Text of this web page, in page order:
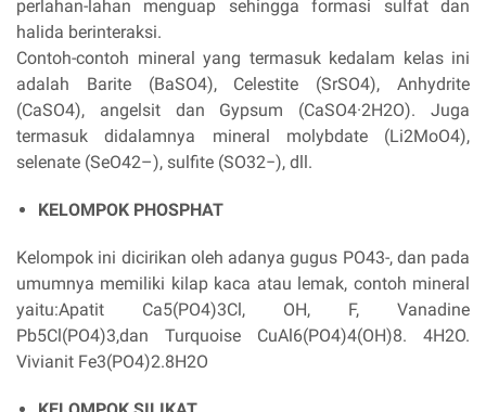
perlahan-lahan menguap sehingga formasi sulfat dan
halida berinteraksi.
Contoh-contoh mineral yang termasuk kedalam kelas ini
adalah Barite (BaSO4), Celestite (SrSO4), Anhydrite
(CaSO4), angelsit dan Gypsum (CaSO4·2H2O). Juga
termasuk didalamnya mineral molybdate (Li2MoO4),
selenate (SeO42–), sulfite (SO32−), dll.
KELOMPOK PHOSPHAT
Kelompok ini dicirikan oleh adanya gugus PO43-, dan pada
umumnya memiliki kilap kaca atau lemak, contoh mineral
yaitu:Apatit Ca5(PO4)3Cl, OH, F, Vanadine
Pb5Cl(PO4)3,dan Turquoise CuAl6(PO4)4(OH)8. 4H2O.
Vivianit Fe3(PO4)2.8H2O